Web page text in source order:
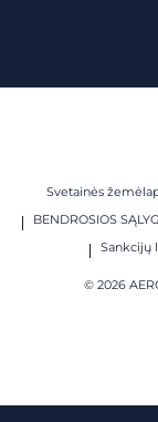
Svetainės
BENDROSIOS
Sankcijų
© 2026